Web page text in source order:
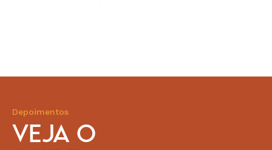
Depoimentos
VEJA O